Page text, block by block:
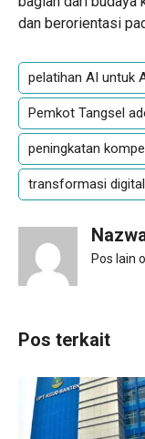
dan berorientasi
pelatihan AI untuk
Pemkot Tangsel
peningkatan
transformasi
Pos lain
Pos terkait